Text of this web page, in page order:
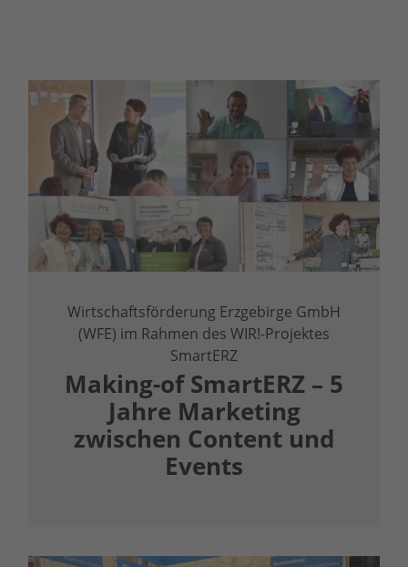
Wirtschaftsförderung Erzgebirge GmbH
(WFE) im Rahmen des WIR!-Projektes
SmartERZ
Making-of SmartERZ – 5
Jahre Marketing
zwischen Content und
Events